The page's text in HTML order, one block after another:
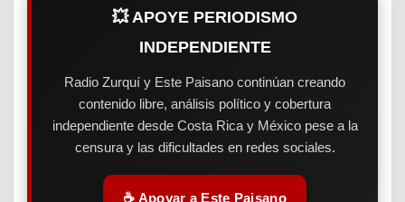
💥 APOYE PERIODISMO
INDEPENDIENTE
Radio Zurquí y Este Paisano continúan creando
contenido libre, análisis político y cobertura
independiente desde Costa Rica y México pese a la
censura y las dificultades en redes sociales.
☕ Apoyar a Este Paisano